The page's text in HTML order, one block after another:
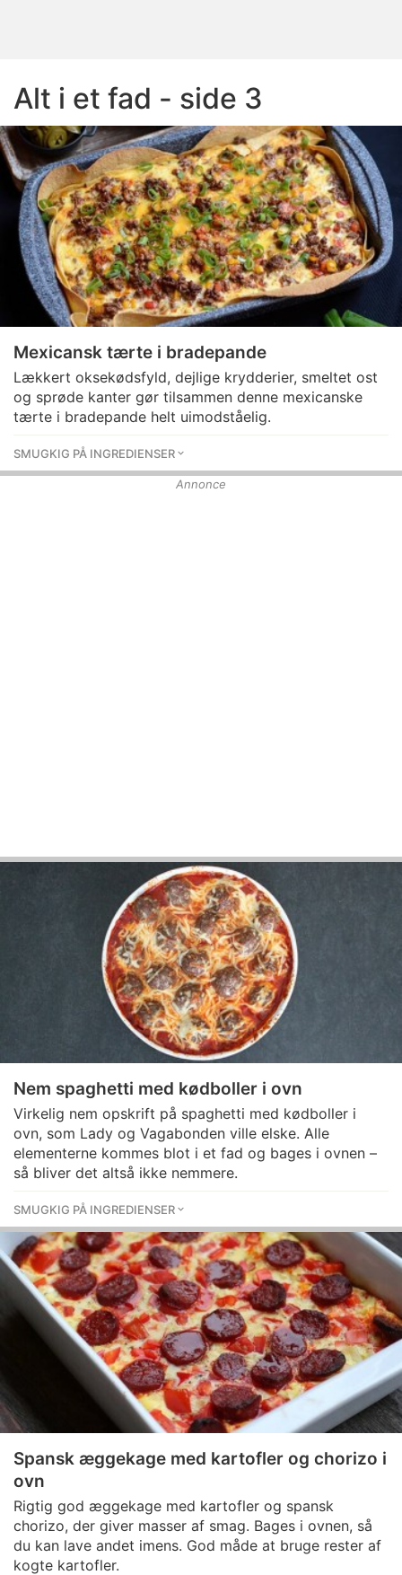
Alt i et fad - side 3
Mexicansk tærte i bradepande
Lækkert oksekødsfyld, dejlige krydderier, smeltet ost
og sprøde kanter gør tilsammen denne mexicanske
tærte i bradepande helt uimodståelig.
SMUGKIG PÅ INGREDIENSER
Annonce
Nem spaghetti med kødboller i ovn
Virkelig nem opskrift på spaghetti med kødboller i
ovn, som Lady og Vagabonden ville elske. Alle
elementerne kommes blot i et fad og bages i ovnen –
så bliver det altså ikke nemmere.
SMUGKIG PÅ INGREDIENSER
Spansk æggekage med kartofler og chorizo i
ovn
Rigtig god æggekage med kartofler og spansk
chorizo, der giver masser af smag. Bages i ovnen, så
du kan lave andet imens. God måde at bruge rester af
kogte kartofler.